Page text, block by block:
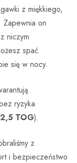
z miękkiego,
on
niczym
spać
się w nocy.
ryzyka
2,5 TOG).
z
i bezpieczeństwo